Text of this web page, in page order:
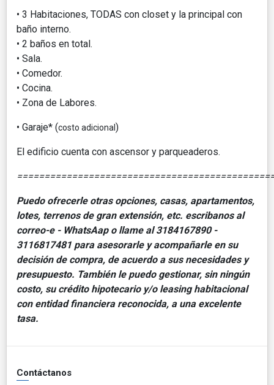
• 3 Habitaciones, TODAS con closet y la principal con
baño interno.
• 2 baños en total.
• Sala.
• Comedor.
• Cocina.
• Zona de Labores.
• Garaje* (costo adicional )
El edificio cuenta con ascensor y parqueaderos.
Puedo ofrecerle otras opciones, casas, apartamentos,
lotes, terrenos de gran extensión, etc. escribanos al
correo-e - WhatsAap o llame al 3184167890 -
3116817481 para asesorarle y acompañarle en su
decisión de compra, de acuerdo a sus necesidades y
presupuesto. También le puedo gestionar, sin ningún
costo, su crédito hipotecario y/o leasing habitacional
con entidad financiera reconocida, a una excelente
tasa.
Contáctanos